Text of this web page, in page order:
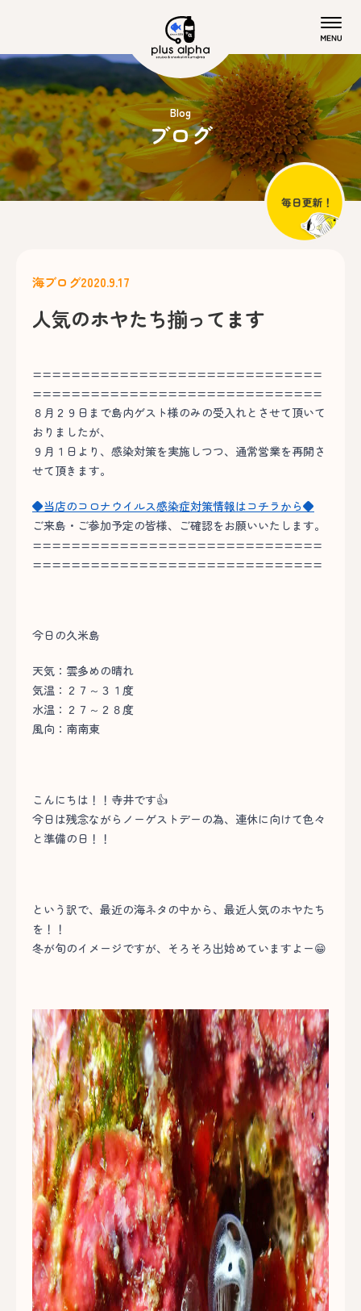
Blog
ブログ
海ブログ2020.9.17
人気のホヤたち揃ってます
==============================
==============================
８月２９日まで島内ゲスト様のみの受入れとさせて頂いて
おりましたが、
９月１日より、感染対策を実施しつつ、通常営業を再開さ
せて頂きます。
◆当店のコロナウイルス感染症対策情報はコチラから◆
ご来島・ご参加予定の皆様、ご確認をお願いいたします。
==============================
==============================
今日の久米島
天気：雲多めの晴れ
気温：２７～３１度
水温：２７～２８度
風向：南南東
こんにちは！！寺井です👍
今日は残念ながらノーゲストデーの為、連休に向けて色々
と準備の日！！
という訳で、最近の海ネタの中から、最近人気のホヤたち
を！！
冬が旬のイメージですが、そろそろ出始めていますよー😁